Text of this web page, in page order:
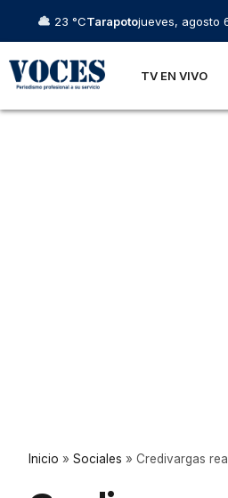
23 °CTarapotojueves, agosto
TV EN VIVO
Inicio » Sociales » Credivargas